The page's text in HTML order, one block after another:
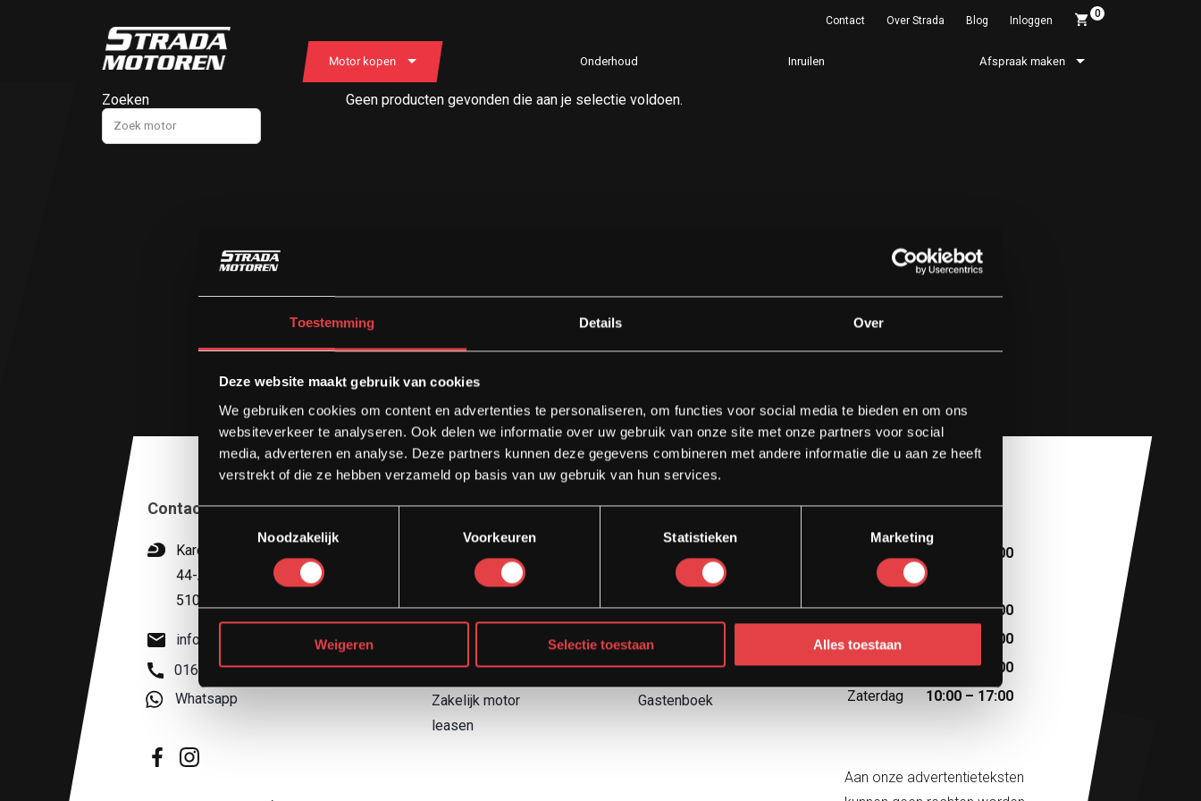
Toestemming Details Over
Deze website maakt gebruik van cookies
We gebruiken cookies om content en advertenties te personaliseren, om functies voor social media te bieden en om ons
websiteverkeer te analyseren. Ook delen we informatie over uw gebruik van onze site met onze partners voor social
media, adverteren en analyse. Deze partners kunnen deze gegevens combineren met andere informatie die u aan ze heeft
verstrekt of die ze hebben verzameld op basis van uw gebruik van hun services.
Toestemmingsselectie
Noodzakelijk
Voorkeuren Statistieken Marketing
Weigeren Selectie toestaan Alles toestaan
Contact Over Strada Blog Inloggen
0
Motor kopen Onderhoud Inruilen Afspraak maken
Zoeken Geen producten gevonden die aan je selectie voldoen.
Contact
Kardinaal van Rossumstraat
44-A
5104 HN Dongen
info@stradamotoren.nl
0162 782532
Whatsapp
Diensten
Afspraak werkplaats
Motor inruilen
Zakelijk motor
leasen
Direct naar
Boek een proefrit
Garantievoorwaarden
Retourbeleid
Gastenboek
Openingstijden
10:00 – 13:00
Dinsdag
Afspraak
Woensdag
10:00 – 18:00
Donderdag
10:00 – 18:00
Vrijdag
10:00 – 18:00
Zaterdag
10:00 – 17:00
Aan onze advertentieteksten